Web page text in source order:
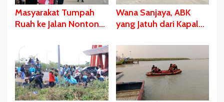
Masyarakat Tumpah
Ruah ke Jalan Nonton
Gebze: Jangan Lupakan
Identitas
Wana Sanjaya, ABK
yang Jatuh dari Kapal
Kondisi Meninggal
Dunia